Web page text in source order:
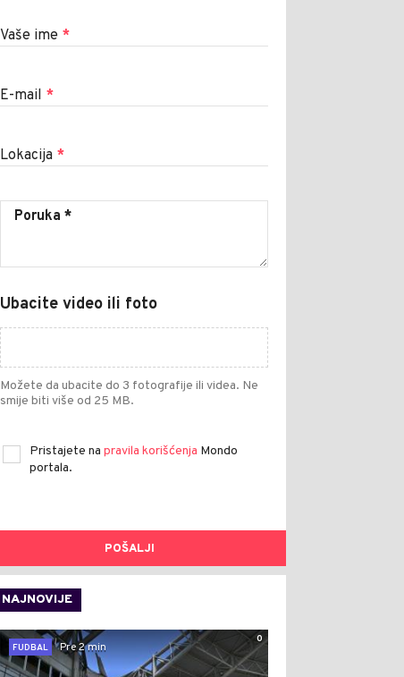
Vaše ime *
E-mail *
Lokacija *
Ubacite video ili foto
Možete da ubacite do 3 fotografije ili videa. Ne
smije biti više od 25 MB.
Pristajete na pravila korišćenja Mondo
portala.
POŠALJI
NAJNOVIJE
0
FUDBAL
Pre 2 min